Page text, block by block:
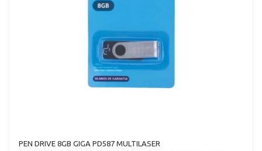
PEN DRIVE 8GB GIGA PD587 MULTILASER